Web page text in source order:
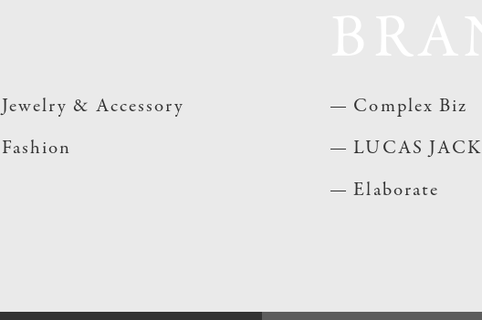
Jewelry & Accessory
Fashion
Complex Biz
LUCAS JACK
Elaborate